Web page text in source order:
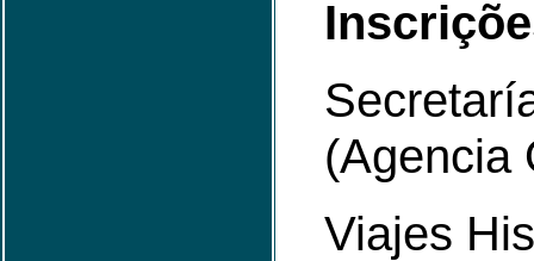
(Agencia
Viajes